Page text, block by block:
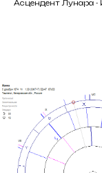
Асцендент Лунара -